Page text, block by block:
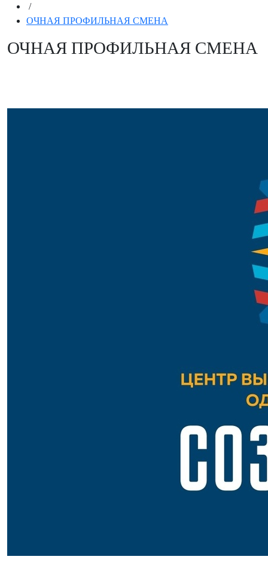
/
ОЧНАЯ ПРОФИЛЬНАЯ СМЕНА
ОЧНАЯ ПРОФИЛЬНАЯ СМЕНА